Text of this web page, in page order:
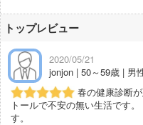
トップレビュー
2020/05/21
jonjon | 50～59歳 | 男
春の健康診断
トールで不安の無い生活です
す。